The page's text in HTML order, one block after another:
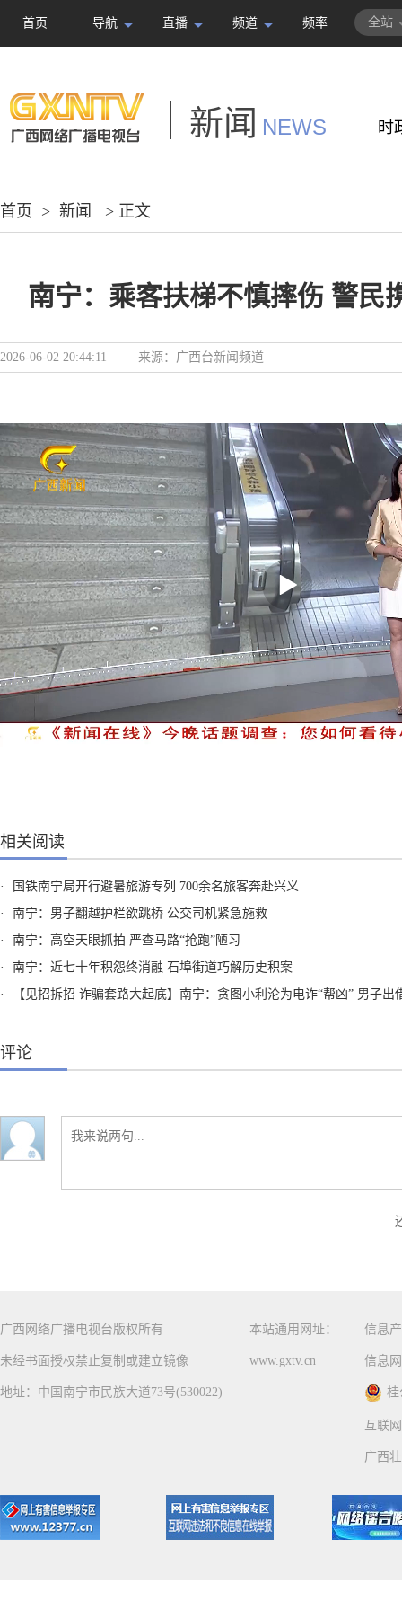
首页 导航 直播 频道 频率 全站
新闻 NEWS 时
首页 > 新闻 > 正文
南宁：乘客扶梯不慎摔伤 警民
2026-06-02 20:44:11 来源： 广西台新闻频道
相关阅读
·
国铁南宁局开行避暑旅游专列 700余名旅客奔赴兴义
·
南宁：男子翻越护栏欲跳桥 公交司机紧急施救
·
南宁：高空天眼抓拍 严查马路“抢跑”陋习
·
南宁：近七十年积怨终消融 石埠街道巧解历史积案
·
【见招拆招 诈骗套路大起底】南宁：贪图小利沦为电诈“帮凶” 男子出借“两卡”获刑
评论
广西网络广播电视台版权所有
未经书面授权禁止复制或建立镜像
地址：中国南宁市民族大道73号(530022)
本站通用网址：
www.gxtv.cn
信息
信息
桂
互联
广西